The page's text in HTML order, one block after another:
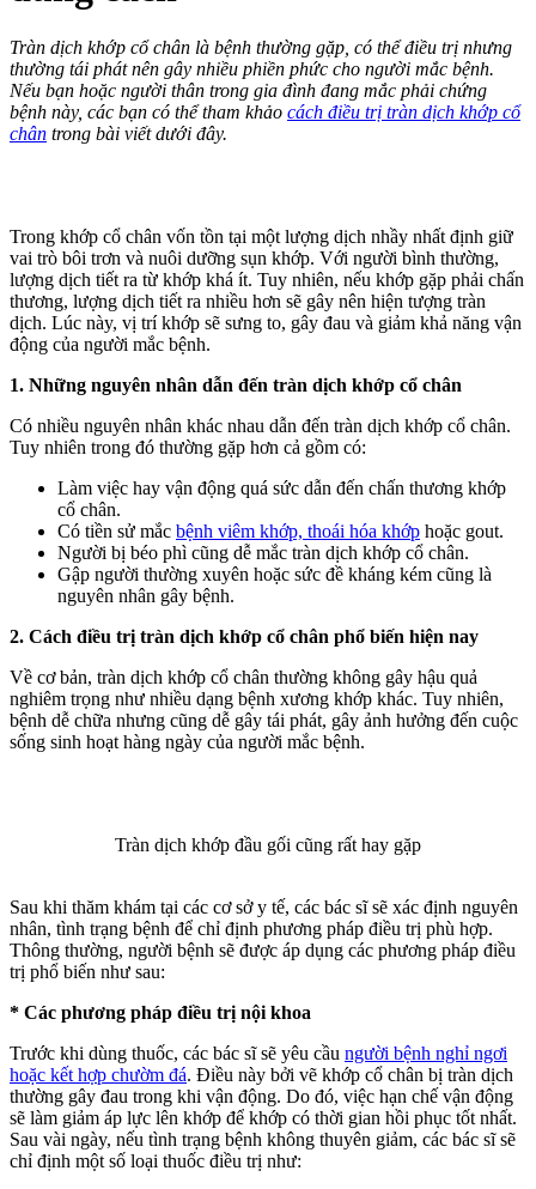
Tràn dịch khớp cổ chân là bệnh thường gặp, có thể điều trị nhưng
thường tái phát nên gây nhiều phiền phức cho người mắc bệnh.
Nếu bạn hoặc người thân trong gia đình đang mắc phải chứng
bệnh này, các bạn có thể tham khảo cách điều trị tràn dịch khớp cổ
chân trong bài viết dưới đây.
Trong khớp cổ chân vốn tồn tại một lượng dịch nhầy nhất định giữ
vai trò bôi trơn và nuôi dưỡng sụn khớp. Với người bình thường,
lượng dịch tiết ra từ khớp khá ít. Tuy nhiên, nếu khớp gặp phải chấn
thương, lượng dịch tiết ra nhiều hơn sẽ gây nên hiện tượng tràn
dịch. Lúc này, vị trí khớp sẽ sưng to, gây đau và giảm khả năng vận
động của người mắc bệnh.
1. Những nguyên nhân dẫn đến tràn dịch khớp cổ chân
Có nhiều nguyên nhân khác nhau dẫn đến tràn dịch khớp cổ chân.
Tuy nhiên trong đó thường gặp hơn cả gồm có:
Làm việc hay vận động quá sức dẫn đến chấn thương khớp
cổ chân.
Có tiền sử mắc bệnh viêm khớp, thoái hóa khớp hoặc gout.
Người bị béo phì cũng dễ mắc tràn dịch khớp cổ chân.
Gập người thường xuyên hoặc sức đề kháng kém cũng là
nguyên nhân gây bệnh.
2. Cách điều trị tràn dịch khớp cổ chân phổ biến hiện nay
Về cơ bản, tràn dịch khớp cổ chân thường không gây hậu quả
nghiêm trọng như nhiều dạng bệnh xương khớp khác. Tuy nhiên,
bệnh dễ chữa nhưng cũng dễ gây tái phát, gây ảnh hưởng đến cuộc
sống sinh hoạt hàng ngày của người mắc bệnh.
Tràn dịch khớp đầu gối cũng rất hay gặp
Sau khi thăm khám tại các cơ sở y tế, các bác sĩ sẽ xác định nguyên
nhân, tình trạng bệnh để chỉ định phương pháp điều trị phù hợp.
Thông thường, người bệnh sẽ được áp dụng các phương pháp điều
trị phổ biến như sau:
* Các phương pháp điều trị nội khoa
Trước khi dùng thuốc, các bác sĩ sẽ yêu cầu người bệnh nghỉ ngơi
hoặc kết hợp chườm đá. Điều này bởi vẽ khớp cổ chân bị tràn dịch
thường gây đau trong khi vận động. Do đó, việc hạn chế vận động
sẽ làm giảm áp lực lên khớp để khớp có thời gian hồi phục tốt nhất.
Sau vài ngày, nếu tình trạng bệnh không thuyên giảm, các bác sĩ sẽ
chỉ định một số loại thuốc điều trị như: